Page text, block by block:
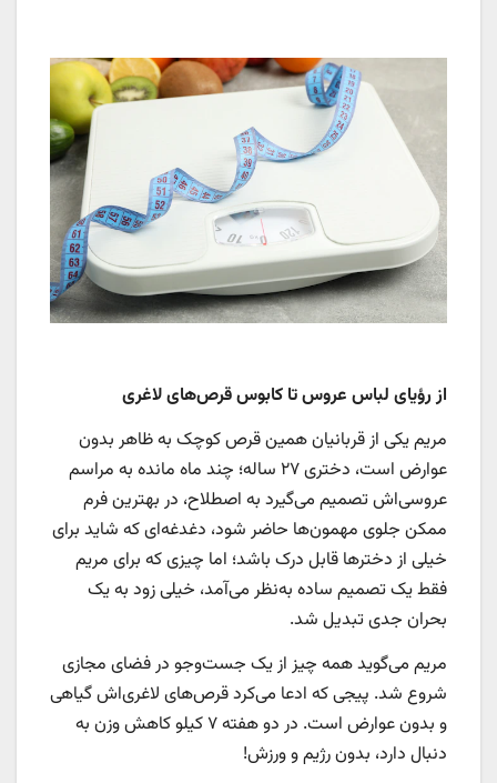
از رؤیای لباس عروس تا کابوس قرص‌های لاغری
مریم یکی از قربانیان همین قرص کوچک به ظاهر بدون
عوارض است، دختری ۲۷ ساله؛ چند ماه مانده به مراسم
عروسی‌اش تصمیم می‌گیرد به اصطلاح، در بهترین فرم
ممکن جلوی مهمون‌ها حاضر شود، دغدغه‌ای که شاید برای
خیلی از دخترها قابل درک باشد؛ اما چیزی که برای مریم
فقط یک تصمیم ساده به‌نظر می‌آمد، خیلی زود به یک
بحران جدی تبدیل شد.
مریم می‌گوید همه چیز از یک جست‌وجو در فضای مجازی
شروع شد. پیجی که ادعا می‌کرد قرص‌های لاغری‌اش گیاهی
و بدون عوارض است. در دو هفته ۷ کیلو کاهش وزن به
دنبال دارد، بدون رژیم و ورزش!